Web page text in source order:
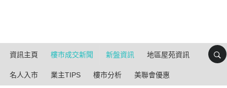
資訊主頁 樓市成交新聞 新盤資訊 地區屋苑資訊
名人入市 業主TIPS 樓市分析 美聯會優惠